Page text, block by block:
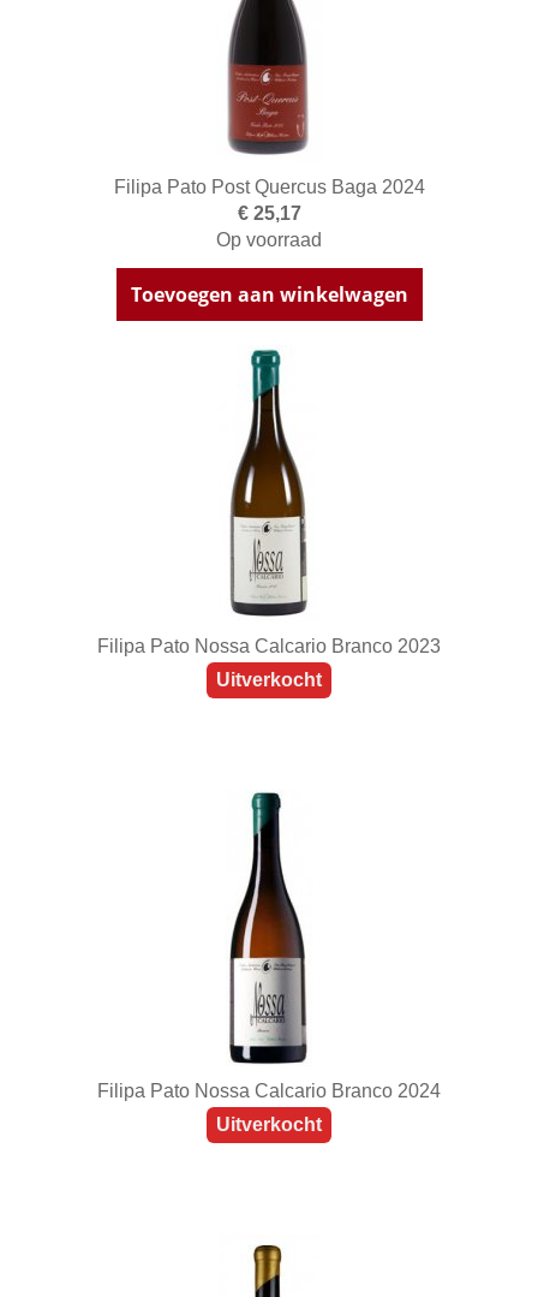
Filipa Pato Post Quercus Baga 2024
€ 25,17
Op voorraad
Toevoegen aan winkelwagen
Filipa Pato Nossa Calcario Branco 2023
Uitverkocht
Filipa Pato Nossa Calcario Branco 2024
Uitverkocht